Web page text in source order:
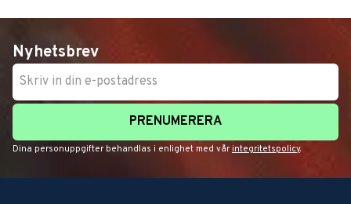
Nyhetsbrev
PRENUMERERA
Dina personuppgifter behandlas i enlighet med vår integritetspolicy.